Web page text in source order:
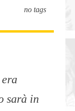
no tags
sarà in